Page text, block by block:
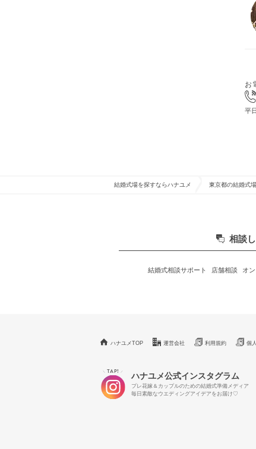
お
平
結婚式場を探すならハナユメ 東京都の結婚式
相談
結婚式相談サポート 店舗相談 オ
ハナユメTOP 運営会社 利用規約 個
＼ TAP! ／ ハナユメ公式インスタグラム
プレ花嫁＆カップルのための結婚式準備メディア
毎日素敵なウエディングアイデアをお届け♡